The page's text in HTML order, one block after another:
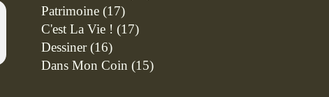
Patrimoine (17)
C'est La Vie ! (17)
Dessiner(16)
Dans Mon Coin (15)